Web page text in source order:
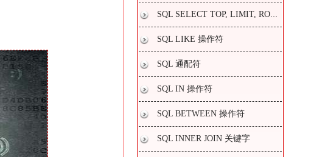
SQL SELECT TOP, LIMIT, ROWNUM 子句
SQL LIKE 操作符
SQL 通配符
SQL IN 操作符
SQL BETWEEN 操作符
SQL INNER JOIN 关键字